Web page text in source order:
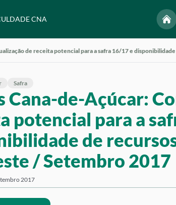
CNA
de receita potencial para a safra 16/17 e
Safra
Cana-de-Açúcar:
potencial para a
de
/ Setembro 2017
2017